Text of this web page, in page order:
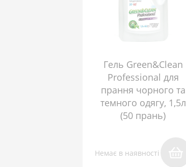
Гель Green&Clean
Professional для
прання чорного та
темного одягу, 1,5л
(50 прань)
Немає в наявності